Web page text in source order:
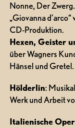
Nonne, Der
„Giovanna
CD-Produktion.
Hexen, Geister
über Wagners
Hänsel und Gretel.
Hölderlin:
Werk und Arbeit
Italienische